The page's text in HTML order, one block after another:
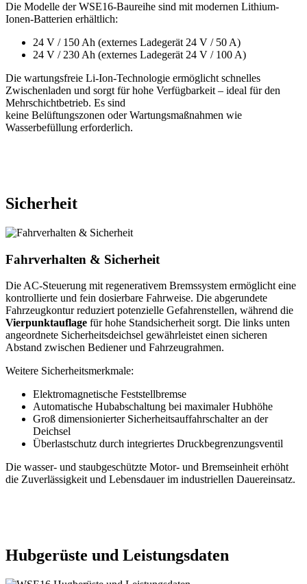
Die Modelle der WSE16-Baureihe sind mit modernen Lithium-
Ionen-Batterien erhältlich:
24 V / 150 Ah (externes Ladegerät 24 V / 50 A)
24 V / 230 Ah (externes Ladegerät 24 V / 100 A)
Die wartungsfreie Li-Ion-Technologie ermöglicht schnelles
Zwischenladen und sorgt für hohe Verfügbarkeit – ideal für den
Mehrschichtbetrieb. Es sind
keine Belüftungszonen oder Wartungsmaßnahmen wie
Wasserbefüllung erforderlich.
Sicherheit
Fahrverhalten & Sicherheit
Die AC-Steuerung mit regenerativem Bremssystem ermöglicht eine
kontrollierte und fein dosierbare Fahrweise. Die abgerundete
Fahrzeugkontur reduziert potenzielle Gefahrenstellen, während die
Vierpunktauflage für hohe Standsicherheit sorgt. Die links unten
angeordnete Sicherheitsdeichsel gewährleistet einen sicheren
Abstand zwischen Bediener und Fahrzeugrahmen.
Weitere Sicherheitsmerkmale:
Elektromagnetische Feststellbremse
Automatische Hubabschaltung bei maximaler Hubhöhe
Groß dimensionierter Sicherheitsauffahrschalter an der
Deichsel
Überlastschutz durch integriertes Druckbegrenzungsventil
Die wasser- und staubgeschützte Motor- und Bremseinheit erhöht
die Zuverlässigkeit und Lebensdauer im industriellen Dauereinsatz.
Hubgerüste und Leistungsdaten